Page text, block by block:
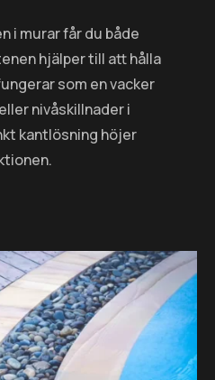
i murar får du både
hjälper till att hålla
som en vacker
nivåskillnader i
kantlösning höjer